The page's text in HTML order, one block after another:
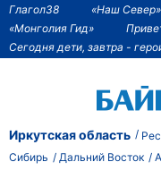
Глагол38 «Наш Север»
«Монголия Гид»
Сегодня дети, завтра -
Иркутская область
Сибирь
Дальний Восток